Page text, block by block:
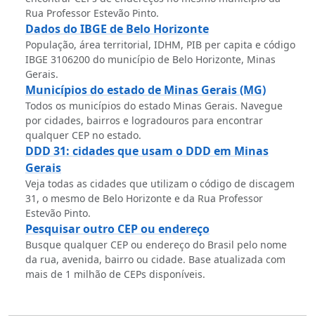
Rua Professor Estevão Pinto.
Dados do IBGE de Belo Horizonte
População, área territorial, IDHM, PIB per capita e código
IBGE 3106200 do município de Belo Horizonte, Minas
Gerais.
Municípios do estado de Minas Gerais (MG)
Todos os municípios do estado Minas Gerais. Navegue
por cidades, bairros e logradouros para encontrar
qualquer CEP no estado.
DDD 31: cidades que usam o DDD em Minas
Gerais
Veja todas as cidades que utilizam o código de discagem
31, o mesmo de Belo Horizonte e da Rua Professor
Estevão Pinto.
Pesquisar outro CEP ou endereço
Busque qualquer CEP ou endereço do Brasil pelo nome
da rua, avenida, bairro ou cidade. Base atualizada com
mais de 1 milhão de CEPs disponíveis.